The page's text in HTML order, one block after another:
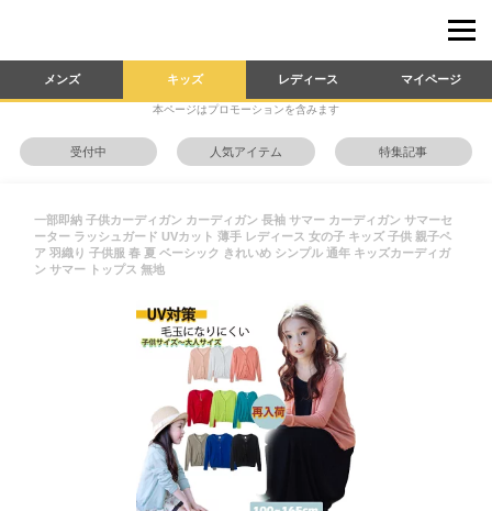
メンズ キッズ レディース マイページ
本ページはプロモーションを含みます
受付中 人気アイテム 特集記事
一部即納 子供カーディガン カーディガン 長袖 サマー カーディガン サマーセ
ーター ラッシュガード UVカット 薄手 レディース 女の子 キッズ 子供 親子ペ
ア 羽織り 子供服 春 夏 ベーシック きれいめ シンプル 通年 キッズカーディガ
ン サマー トップス 無地